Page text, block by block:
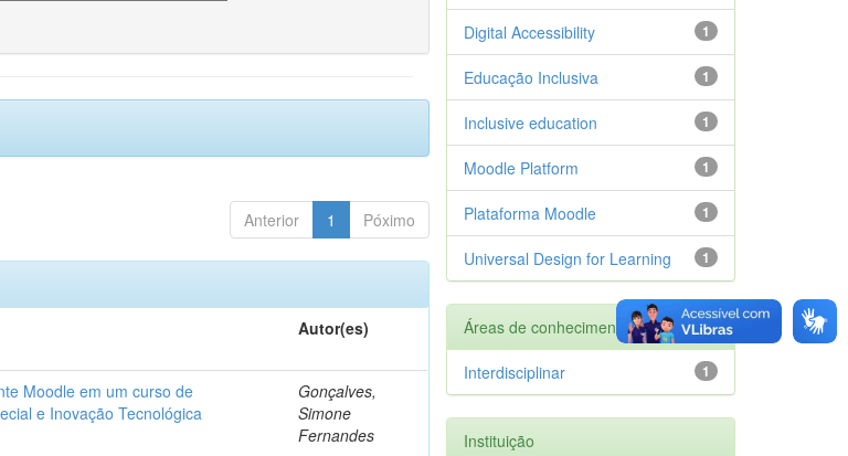
Anterior 1 Póximo
Autor(es)
Moodle em um curso de
e Inovação Tecnológica
Gonçalves,
Simone
Fernandes
1
Digital Accessibility
1
Educação Inclusiva
1
Inclusive education
1
Moodle Platform
1
Plataforma Moodle
1
Universal Design for Learning
Áreas de conhecimento
1
Interdisciplinar
Instituição